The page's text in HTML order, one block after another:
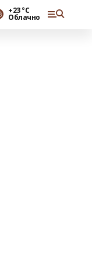
+23 °С
Облачно